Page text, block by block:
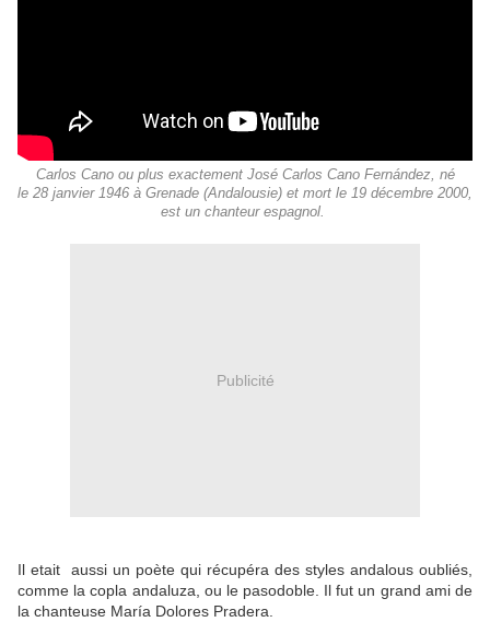
Carlos Cano ou plus exactement José Carlos Cano Fernández, né
le 28 janvier 1946 à Grenade (Andalousie) et mort le 19 décembre 2000,
est un chanteur espagnol.
Publicité
Il etait aussi un poète qui récupéra des styles andalous oubliés,
comme la copla andaluza, ou le pasodoble. Il fut un grand ami de
la chanteuse María Dolores Pradera.